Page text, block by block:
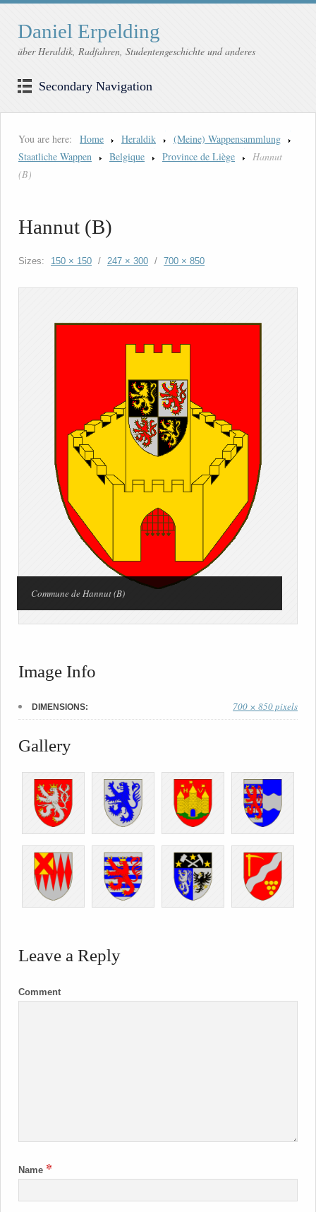
Daniel Erpelding
über Heraldik, Radfahren, Studentengeschichte und anderes
Secondary Navigation
You are here: Home Heraldik
(Meine) Wappensammlung
Staatliche Wappen
Belgique Province de Liège
Hannut
(B)
Hannut (B)
Sizes: 150 × 150 / 247 × 300 / 700 × 850
Commune de Hannut (B)
Image Info
DIMENSIONS: 700 × 850 pixels
Gallery
Leave a Reply
Comment
Name *